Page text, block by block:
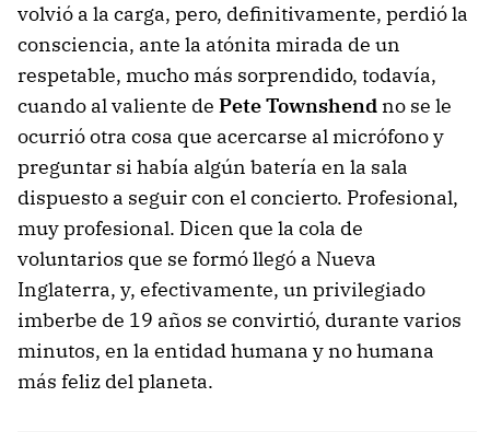
volvió a la carga, pero, definitivamente, perdió la
consciencia, ante la atónita mirada de un
respetable, mucho más sorprendido, todavía,
cuando al valiente de Pete Townshendno se le
ocurrió otra cosa que acercarse al micrófono y
preguntar si había algún batería en la sala
dispuesto a seguir con el concierto. Profesional,
muy profesional. Dicen que la cola de
voluntarios que se formó llegó a Nueva
Inglaterra, y, efectivamente, un privilegiado
imberbe de 19 años se convirtió, durante varios
minutos, en la entidad humana y no humana
más feliz del planeta.